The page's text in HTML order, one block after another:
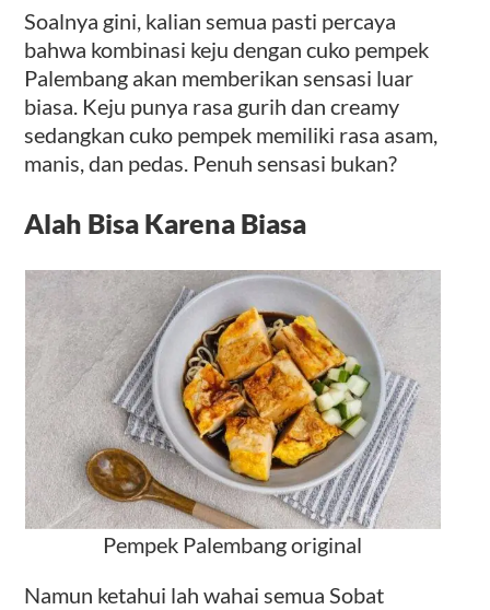
Soalnya gini, kalian semua pasti percaya
bahwa kombinasi keju dengan cuko pempek
Palembang akan memberikan sensasi luar
biasa. Keju punya rasa gurih dan creamy
sedangkan cuko pempek memiliki rasa asam,
manis, dan pedas. Penuh sensasi bukan?
Alah Bisa Karena Biasa
Pempek Palembang original
Namun ketahui lah wahai semua Sobat